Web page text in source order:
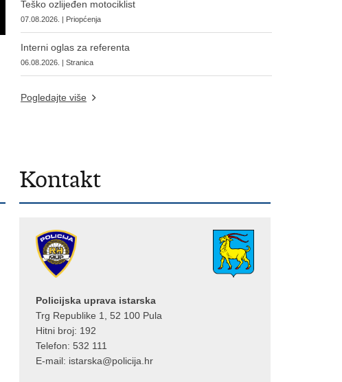
Teško ozlijeđen motociklist
07.08.2026. | Priopćenja
Interni oglas za referenta
06.08.2026. | Stranica
Pogledajte više
Kontakt
Policijska uprava istarska
Trg Republike 1, 52 100 Pula
Hitni broj: 192
Telefon: 532 111
E-mail: istarska@policija.hr